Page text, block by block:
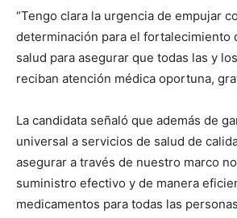
“Tengo clara la urgencia de empujar
determinación para el fortalecimiento
salud para asegurar que todas las y
reciban atención médica oportuna,
La candidata señaló que además de
universal a servicios de salud de
asegurar a través de nuestro marco
suministro efectivo y de manera
medicamentos para todas las